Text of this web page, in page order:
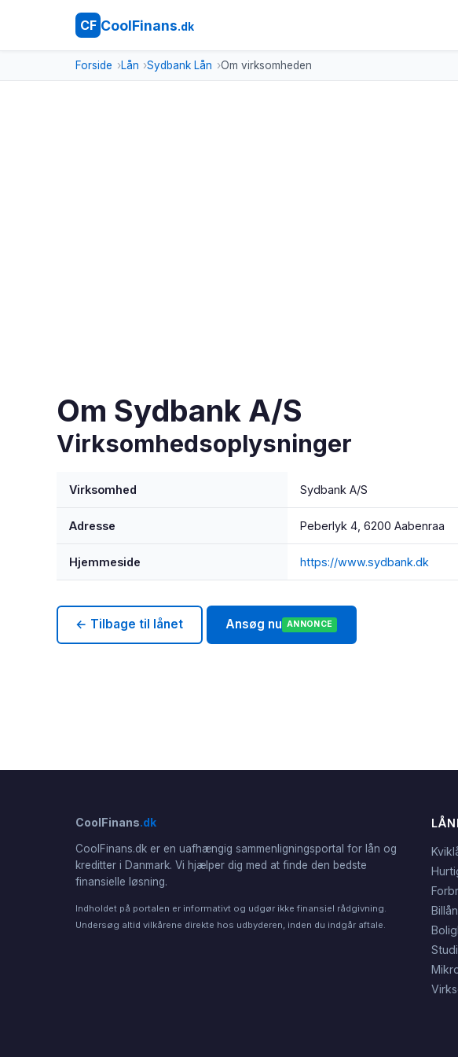
CF CoolFinans.dk
Forside Lån Sydbank Lån Om virksomheden
Om Sydbank A/S
Virksomhedsoplysninger
Virksomhed Sydbank A/S
Adresse Peberlyk 4, 6200 Aabenraa
Hjemmeside https://www.sydbank.dk
← Tilbage til lånet Ansøg nu ANNONCE
CoolFinans.dk
CoolFinans.dk er en uafhængig sammenligningsportal for lån og
kreditter i Danmark. Vi hjælper dig med at finde den bedste
finansielle løsning.
Indholdet på portalen er informativt og udgør ikke finansiel rådgivning.
Undersøg altid vilkårene direkte hos udbyderen, inden du indgår aftale.
Billån